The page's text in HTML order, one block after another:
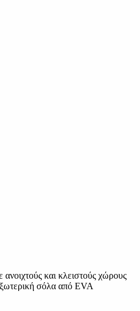
και κλειστούς χώρους
σόλα από EVA